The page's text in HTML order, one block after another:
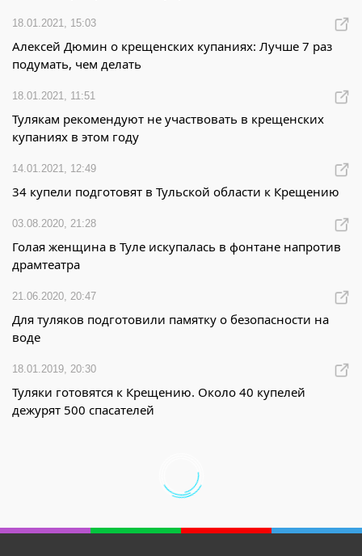
18.01.2021, 15:03
Алексей Дюмин о крещенских купаниях: Лучше 7 раз
подумать, чем делать
18.01.2021, 11:51
Тулякам рекомендуют не участвовать в крещенских
купаниях в этом году
14.01.2021, 12:49
34 купели подготовят в Тульской области к Крещению
03.08.2020, 21:28
Голая женщина в Туле искупалась в фонтане напротив
драмтеатра
21.06.2020, 20:47
Для туляков подготовили памятку о безопасности на
воде
18.01.2019, 20:30
Туляки готовятся к Крещению. Около 40 купелей
дежурят 500 спасателей